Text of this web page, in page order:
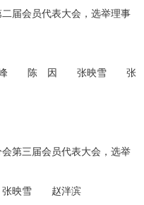
届会员代表大会，选举理事
其峰 陈 因 张映雪 张
第三届会员代表大会，选举
映雪 赵泮滨